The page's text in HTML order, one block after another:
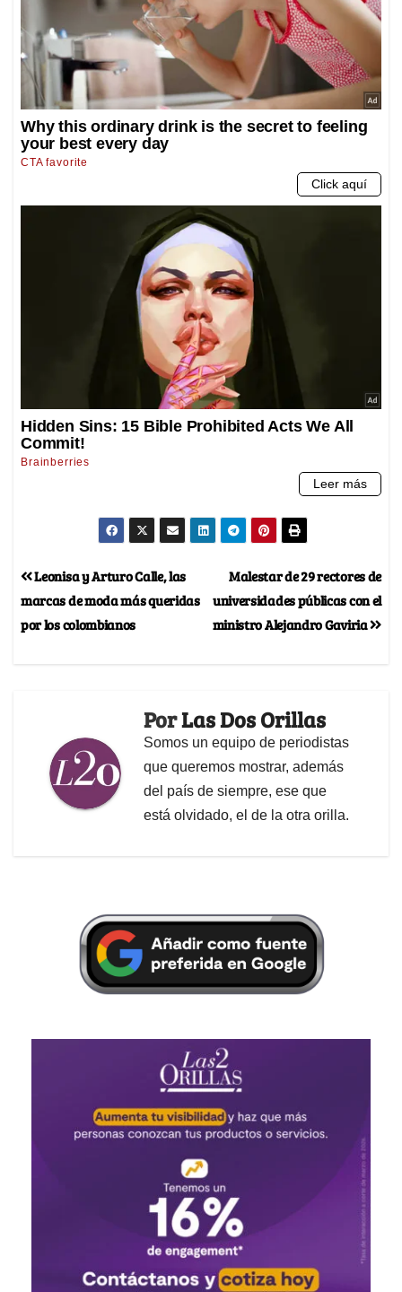
Malestar de 29 rectores de
universidades públicas con el
ministro Alejandro Gaviria
Leonisa y Arturo Calle, las
marcas de moda más queridas
por los colombianos
PorLas Dos Orillas
Somos un equipo de periodistas
que queremos mostrar, además
del país de siempre, ese que
está olvidado, el de la otra orilla.